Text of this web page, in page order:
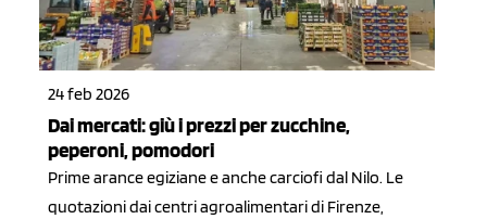
24 feb 2026
Dai mercati: giù i prezzi per zucchine,
peperoni, pomodori
Prime arance egiziane e anche carciofi dal Nilo. Le
quotazioni dai centri agroalimentari di Firenze,